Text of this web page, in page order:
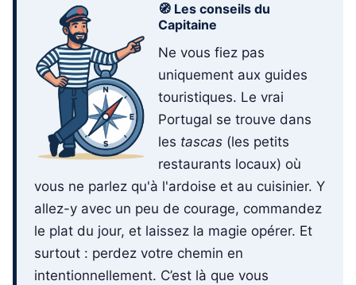
🧭 Les conseils du
Capitaine
Ne vous fiez pas
uniquement aux guides
touristiques. Le vrai
Portugal se trouve dans
les tascas (les petits
restaurants locaux) où
vous ne parlez qu'à l'ardoise et au cuisinier. Y
allez-y avec un peu de courage, commandez
le plat du jour, et laissez la magie opérer. Et
surtout : perdez votre chemin en
intentionnellement. C’est là que vous